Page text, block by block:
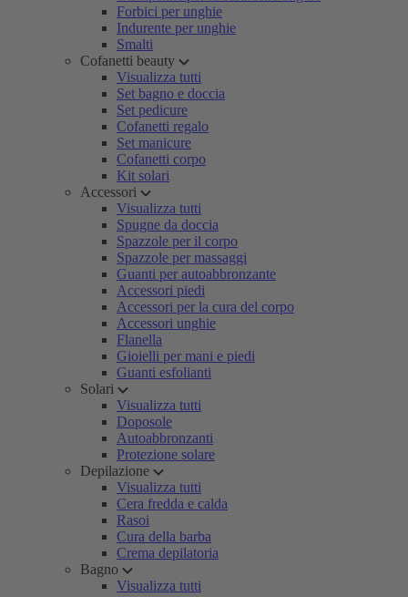
Forbici per unghie
Indurente per unghie
Smalti
Cofanetti beauty
Visualizza tutti
Set bagno e doccia
Set pedicure
Cofanetti regalo
Set manicure
Cofanetti corpo
Kit solari
Accessori
Visualizza tutti
Spugne da doccia
Spazzole per il corpo
Spazzole per massaggi
Guanti per autoabbronzante
Accessori piedi
Accessori per la cura del corpo
Accessori unghie
Flanella
Gioielli per mani e piedi
Guanti esfolianti
Solari
Visualizza tutti
Doposole
Autoabbronzanti
Protezione solare
Depilazione
Visualizza tutti
Cera fredda e calda
Rasoi
Cura della barba
Crema depilatoria
Bagno
Visualizza tutti